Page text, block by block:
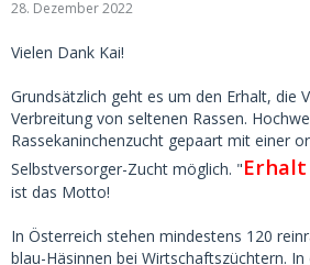
28. Dezember 2022
Vielen Dank Kai!
Grundsätzlich geht es um den Erhalt, die
Verbreitung von seltenen Rassen.
Rassekaninchenzucht gepaart mit einer
Selbstversorger-Zucht möglich. "
ist das Motto!
In Österreich stehen mindestens 120
blau-Häsinnen bei Wirtschaftszüchtern.